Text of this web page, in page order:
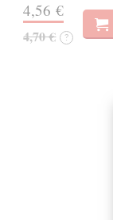
4,56 €
4,70 € ?